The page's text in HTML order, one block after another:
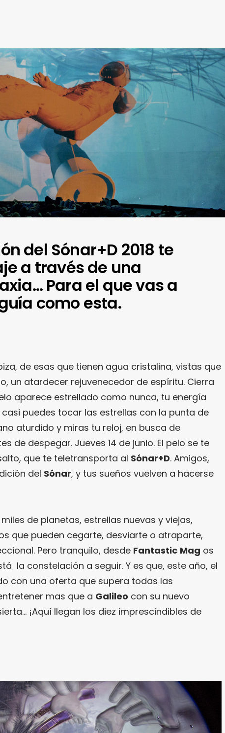
del Sónar+D 2018 te
a través de una
Para el que vas a
como esta.
de esas que tienen agua cristalina, vistas que
un atardecer rejuvenecedor de espíritu. Cierra
aparece estrellado como nunca, tu energía
puedes tocar las estrellas con la punta de
aturdido y miras tu reloj, en busca de
de despegar. Jueves 14 de junio. El pelo se te
que te teletransporta al Sónar+D. Amigos,
del Sónar, y tus sueños vuelven a hacerse
de planetas, estrellas nuevas y viejas,
que pueden cegarte, desviarte o atraparte,
Pero tranquilo, desde Fantastic Mag os
la constelación a seguir. Y es que, este año, el
con una oferta que supera todas las
mas que a Galileo con su nuevo
¡Aquí llegan los diez imprescindibles de